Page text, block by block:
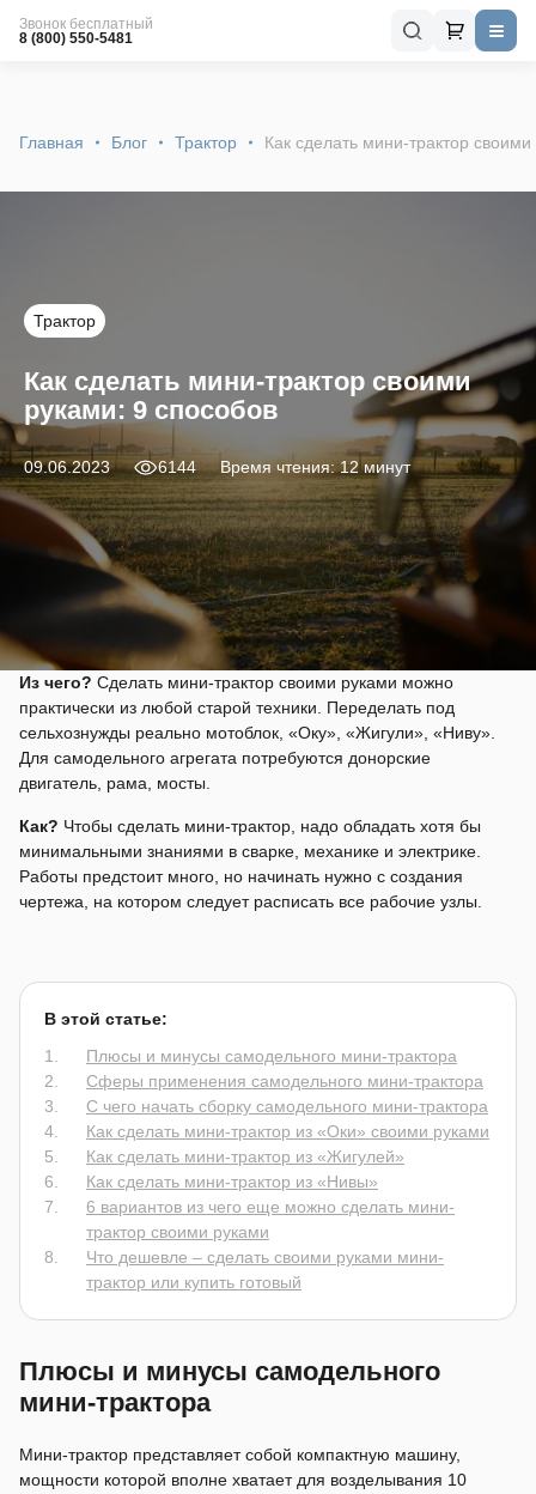
Звонок бесплатный
8 (800) 550-5481
Главная Блог Трактор Как сделать мини-трактор
Трактор
Как сделать мини-трактор своими
руками: 9 способов
09.06.2023 6144 Время чтения: 12 минут
Из чего? Сделать мини-трактор своими руками можно
практически из любой старой техники. Переделать под
сельхознужды реально мотоблок, «Оку», «Жигули», «Ниву».
Для самодельного агрегата потребуются донорские
двигатель, рама, мосты.
Как? Чтобы сделать мини-трактор, надо обладать хотя бы
минимальными знаниями в сварке, механике и электрике.
Работы предстоит много, но начинать нужно с создания
чертежа, на котором следует расписать все рабочие узлы.
В этой статье:
Плюсы и минусы самодельного мини-трактора
Сферы применения самодельного мини-трактора
С чего начать сборку самодельного мини-трактора
Как сделать мини-трактор из «Оки» своими руками
Как сделать мини-трактор из «Жигулей»
Как сделать мини-трактор из «Нивы»
6 вариантов из чего еще можно сделать мини-
трактор своими руками
Что дешевле – сделать своими руками мини-
трактор или купить готовый
Плюсы и минусы самодельного
мини-трактора
Мини-трактор представляет собой компактную машину,
мощности которой вполне хватает для возделывания 10